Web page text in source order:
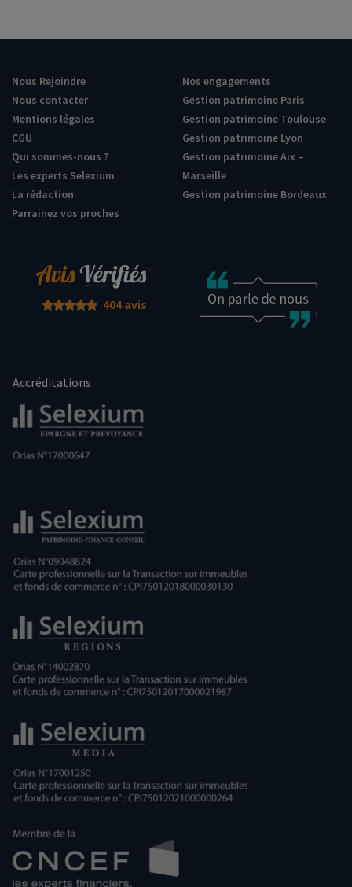
Nous Rejoindre
Nous contacter
Mentions légales
CGU
Qui sommes-nous ?
Les experts Selexium
La rédaction
Parrainez vos proches
Nos engagements
Gestion patrimoine Paris
Gestion patrimoine Toulouse
Gestion patrimoine Lyon
Gestion patrimoine Aix –
Marseille
Gestion patrimoine Bordeaux
404 avis
Accréditations